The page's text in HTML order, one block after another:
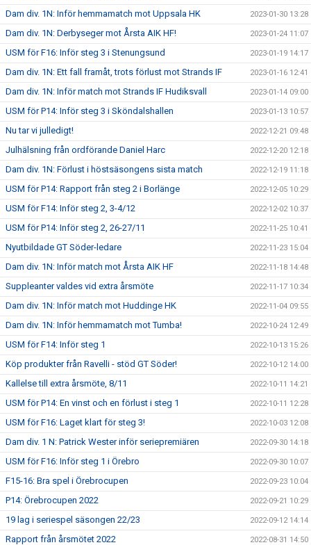
Dam div. 1N: Inför hemmamatch mot Uppsala HK 2023-01-30 13:28
Dam div. 1N: Derbyseger mot Årsta AIK HF! 2023-01-24 11:07
USM för F16: Inför steg 3 i Stenungsund 2023-01-19 14:17
Dam div. 1N: Ett fall framåt, trots förlust mot Strands IF 2023-01-16 12:41
Dam div. 1N: Inför match mot Strands IF Hudiksvall 2023-01-14 09:00
USM för P14: Inför steg 3 i Sköndalshallen 2023-01-13 10:57
Nu tar vi julledigt! 2022-12-21 09:48
Julhälsning från ordförande Daniel Harc 2022-12-20 12:18
Dam div. 1N: Förlust i höstsäsongens sista match 2022-12-19 11:18
USM för P14: Rapport från steg 2 i Borlänge 2022-12-05 10:29
USM för F14: Inför steg 2, 3-4/12 2022-12-02 10:37
USM för P14: Inför steg 2, 26-27/11 2022-11-25 10:41
Nyutbildade GT Söder-ledare 2022-11-23 15:04
Dam div. 1N: Inför match mot Årsta AIK HF 2022-11-18 14:48
Suppleanter valdes vid extra årsmöte 2022-11-17 10:34
Dam div. 1N: Inför match mot Huddinge HK 2022-11-04 09:55
Dam div. 1N: Inför hemmamatch mot Tumba! 2022-10-24 12:49
USM för F14: Inför steg 1 2022-10-13 15:26
Köp produkter från Ravelli - stöd GT Söder! 2022-10-12 14:00
Kallelse till extra årsmöte, 8/11 2022-10-11 14:21
USM för P14: En vinst och en förlust i steg 1 2022-10-11 12:28
USM för F16: Laget klart för steg 3! 2022-10-03 12:08
Dam div. 1 N: Patrick Wester inför seriepremiären 2022-09-30 14:18
USM för F16: Inför steg 1 i Örebro 2022-09-30 10:07
F15-16: Bra spel i Örebrocupen 2022-09-23 10:04
P14: Örebrocupen 2022 2022-09-21 10:29
19 lag i seriespel säsongen 22/23 2022-09-12 14:14
Rapport från årsmötet 2022 2022-08-31 14:50